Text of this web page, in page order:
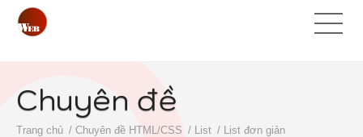
Chuyên đề
Trang chủ Chuyên đề HTML/CSS List List đơn giản